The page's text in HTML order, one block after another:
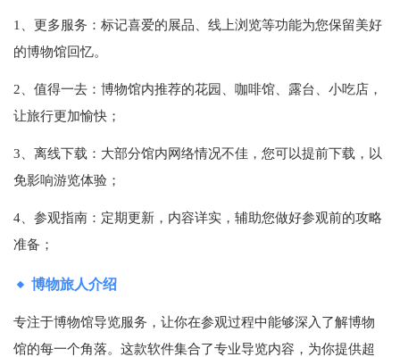
1、更多服务：标记喜爱的展品、线上浏览等功能为您保留美好
的博物馆回忆。
2、值得一去：博物馆内推荐的花园、咖啡馆、露台、小吃店，
让旅行更加愉快；
3、离线下载：大部分馆内网络情况不佳，您可以提前下载，以
免影响游览体验；
4、参观指南：定期更新，内容详实，辅助您做好参观前的攻略
准备；
博物旅人介绍
专注于博物馆导览服务，让你在参观过程中能够深入了解博物
馆的每一个角落。这款软件集合了专业导览内容，为你提供超